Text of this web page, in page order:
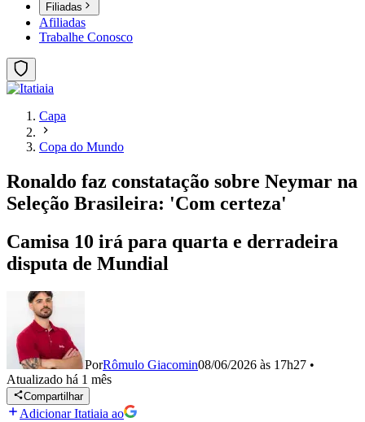
Filiadas
Afiliadas
Trabalhe Conosco
Capa
Copa do Mundo
Ronaldo faz constatação sobre Neymar na
Seleção Brasileira: 'Com certeza'
Camisa 10 irá para quarta e derradeira
disputa de Mundial
PorRômulo Giacomin08/06/2026 às 17h27 •
Atualizado há 1 mês
Compartilhar
Adicionar Itatiaia ao